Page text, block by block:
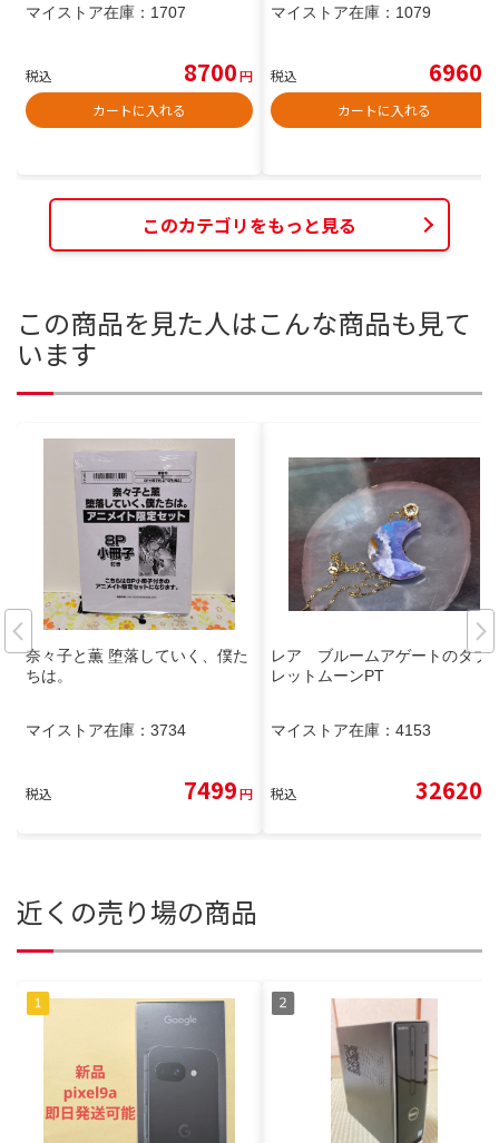
マイストア在庫： 1707
税込 8700円
カートに入れる
マイストア在庫： 1079
税込 6960
カートに入れる
このカテゴリをもっと見る
この商品を見た人はこんな商品も見て
います
奈々子と薫 堕落していく、僕た
ちは。
マイストア在庫： 3734
税込 7499円
レア ブルームアゲートのタブ
レットムーンPT
マイストア在庫： 4153
税込 32620
近くの売り場の商品